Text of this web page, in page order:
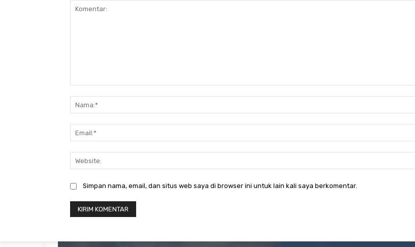
Simpan nama, email, dan situs web saya di browser ini untuk lain kali saya berkomentar.